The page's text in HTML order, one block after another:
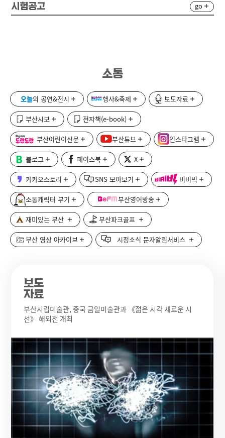
시험공고 go
소통
오늘의 공연&전시 행사&축제 보도자료
부산시보 전자책(e-book)
부산어린이신문 부산튜브 인스타그램
블로그 페이스북 X
카카오스토리 SNS 모아보기 비비빅
소통캐릭터 부기 부산영어방송
재미있는 부산 부산파크골프
부산 영상 아카이브 시정소식 문자알림서비스
보도
자료
부산시립미술관, 중국 금일미술관과 《젊은 시각 새로운 시
선》 해외전 개최
보
도
자
네
일
이
미